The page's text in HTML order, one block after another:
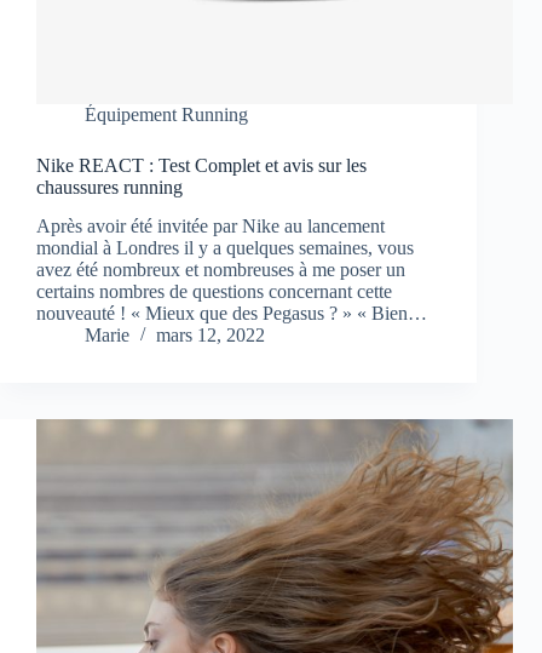
Équipement Running
Nike REACT : Test Complet et avis sur les
chaussures running
Après avoir été invitée par Nike au lancement
mondial à Londres il y a quelques semaines, vous
avez été nombreux et nombreuses à me poser un
certains nombres de questions concernant cette
nouveauté ! « Mieux que des Pegasus ? » « Bien…
Marie
mars 12, 2022